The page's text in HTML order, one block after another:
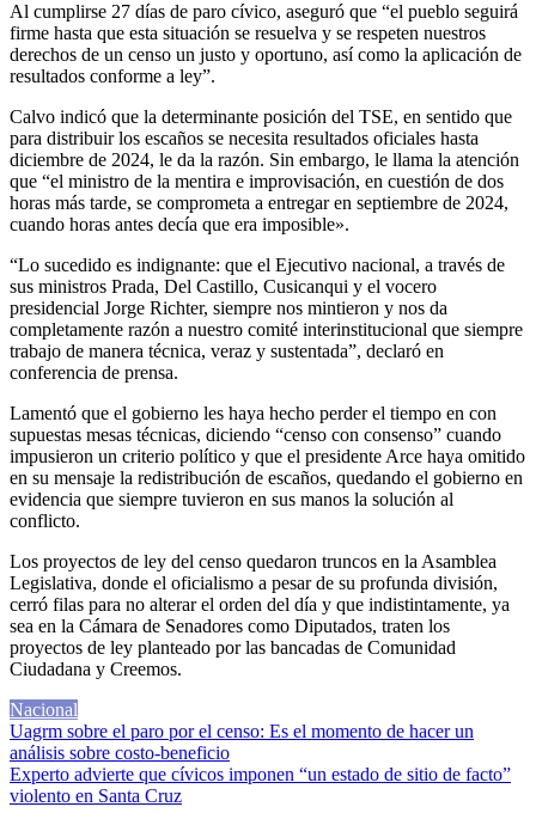
Al cumplirse 27 días de paro cívico, aseguró que “el pueblo seguirá
firme hasta que esta situación se resuelva y se respeten nuestros
derechos de un censo un justo y oportuno, así como la aplicación de
resultados conforme a ley”.
Calvo indicó que la determinante posición del TSE, en sentido que
para distribuir los escaños se necesita resultados oficiales hasta
diciembre de 2024, le da la razón. Sin embargo, le llama la atención
que “el ministro de la mentira e improvisación, en cuestión de dos
horas más tarde, se comprometa a entregar en septiembre de 2024,
cuando horas antes decía que era imposible».
“Lo sucedido es indignante: que el Ejecutivo nacional, a través de
sus ministros Prada, Del Castillo, Cusicanqui y el vocero
presidencial Jorge Richter, siempre nos mintieron y nos da
completamente razón a nuestro comité interinstitucional que siempre
trabajo de manera técnica, veraz y sustentada”, declaró en
conferencia de prensa.
Lamentó que el gobierno les haya hecho perder el tiempo en con
supuestas mesas técnicas, diciendo “censo con consenso” cuando
impusieron un criterio político y que el presidente Arce haya omitido
en su mensaje la redistribución de escaños, quedando el gobierno en
evidencia que siempre tuvieron en sus manos la solución al
conflicto.
Los proyectos de ley del censo quedaron truncos en la Asamblea
Legislativa, donde el oficialismo a pesar de su profunda división,
cerró filas para no alterar el orden del día y que indistintamente, ya
sea en la Cámara de Senadores como Diputados, traten los
proyectos de ley planteado por las bancadas de Comunidad
Ciudadana y Creemos.
Nacional
Navegación
de
entradas
Uagrm sobre el paro por el censo: Es el momento de hacer un
análisis sobre costo-beneficio
Experto advierte que cívicos imponen “un estado de sitio de facto”
violento en Santa Cruz